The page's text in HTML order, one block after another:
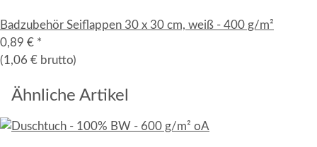
Badzubehör Seiflappen 30 x 30 cm, weiß - 400 g/m²
0,89 € *
(1,06 € brutto)
Ähnliche Artikel